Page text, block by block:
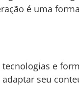
é uma
tecnologias e
seu